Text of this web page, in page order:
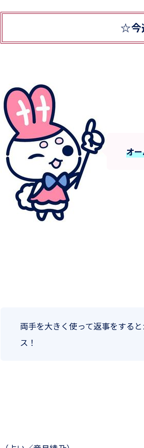
☆今
オ
両手を大きく使って返事をする
ス！